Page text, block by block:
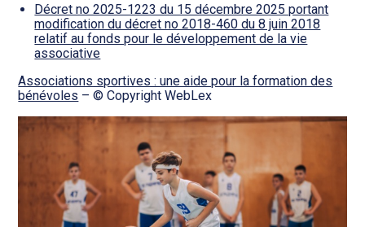
Décret no 2025-1223 du 15 décembre 2025 portant
modification du décret no 2018-460 du 8 juin 2018
relatif au fonds pour le développement de la vie
associative
Associations sportives : une aide pour la formation des
bénévoles – © Copyright WebLex